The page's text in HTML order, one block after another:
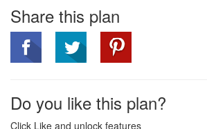
Share this plan
Do you like this plan?
Click Like and unlock features